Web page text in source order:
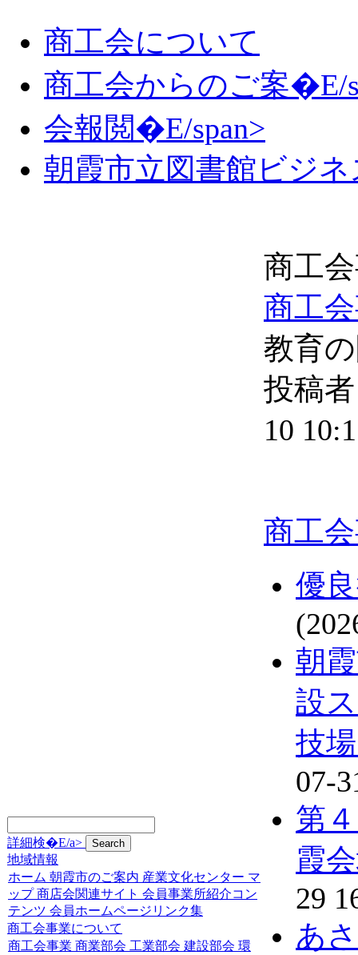
商工会について
商工会からのご案�E/
会報閲�E/span>
朝霞市立図書館ビジ
詳細検�E/a>
地域情報
ホーム 朝霞市のご案内 産業文化センター マ
ップ 商店会関連サイト 会員事業所紹介コン
テンツ 会員ホームページリンク集
商工会事業について
商工会事業 商業部会 工業部会 建設部会 環
商工
商工
教育
投稿
10
商工
優
朝
設
技
07-
第
霞
29
あ